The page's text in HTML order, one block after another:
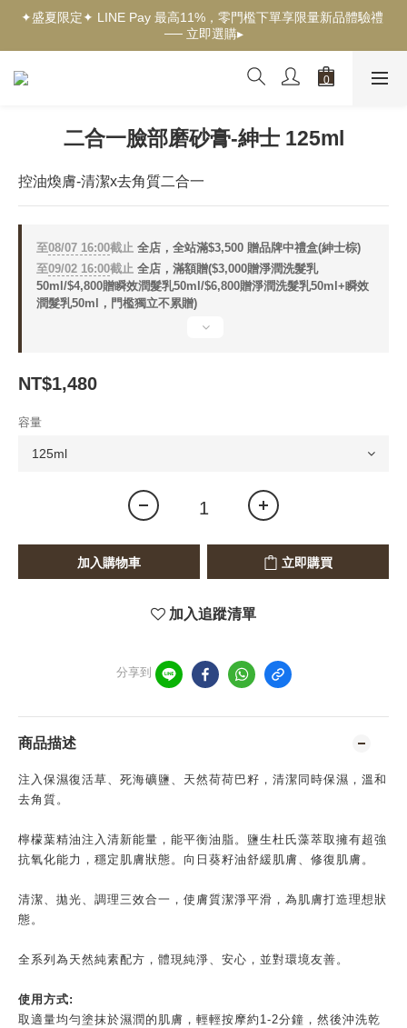
✦新客獨享✦ 首購輸入【welcome】滿$500現折$100 ── 立即選
購▸
✦盛夏限定✦ LINE Pay 最高11%，零門檻下單享限量新品體驗禮
── 立即選購▸
✦New✦ 熱帶果嶼限量系列，沉浸夏日慢旅時光 ── 立即探索▸
購▸
二合一臉部磨砂膏-紳士 125ml
控油煥膚-清潔x去角質二合一
至08/07 16:00截止 全店，全站滿$3,500 贈品牌中禮盒(紳士棕)
至09/02 16:00截止 全店，滿額贈($3,000贈淨潤洗髮乳
50ml/$4,800贈瞬效潤髮乳50ml/$6,800贈淨潤洗髮乳50ml+瞬效
潤髮乳50ml，門檻獨立不累贈)
NT$1,480
容量
加入購物車 立即購買
加入追蹤清單
分享到
商品描述
注入保濕復活草、死海礦鹽、天然荷荷巴籽，清潔同時保濕，溫和
去角質。
檸檬葉精油注入清新能量，能平衡油脂。鹽生杜氏藻萃取擁有超強
抗氧化能力，穩定肌膚狀態。向日葵籽油舒緩肌膚、修復肌膚。
清潔、拋光、調理三效合一，使膚質潔淨平滑，為肌膚打造理想狀
態。
全系列為天然純素配方，體現純淨、安心，並對環境友善。
使用方式:
取適量均勻塗抹於濕潤的肌膚，輕輕按摩約1-2分鐘，然後沖洗乾